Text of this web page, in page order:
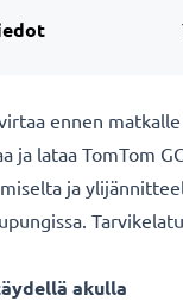
ennen
lataa TomTom
ja
akulla